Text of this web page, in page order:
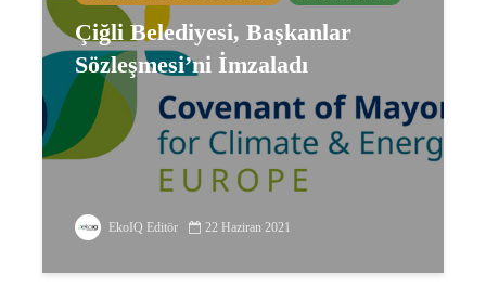
Çiğli Belediyesi, Başkanlar
Sözleşmesi’ni İmzaladı
EkoIQ Editör 22 Haziran 2021